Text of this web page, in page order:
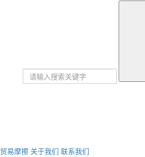
贸易摩擦 关于我们 联系我们